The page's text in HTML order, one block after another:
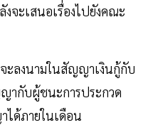
จะเสนอเรื่องไปยังคณะ
ะลงนามในสัญญาเงินกู้กับ
ากับผู้ชนะการประกวด
ได้ภายในเดือน